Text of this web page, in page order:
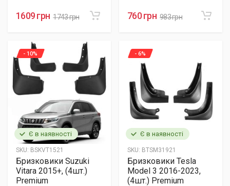
1609 грн 1743 грн 760 грн 983 грн
Є в наявності
SKU: BSKVT1521
- 10%
Бризковики Suzuki
Vitara 2015+, (4шт.)
Premium
Є в наявності
SKU: BTSM31921
- 6%
Бризковики Tesla
Model 3 2016-2023,
(4шт.) Premium